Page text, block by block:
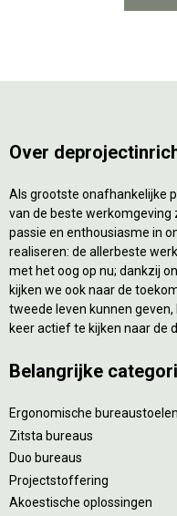
Over
Als grootste onafhankelijke
van de beste werkomgeving
passie en enthousiasme in
realiseren: de allerbeste
met het oog op nu; dankzij
kijken we ook naar de
tweede leven kunnen
keer actief te kijken naar de
Belangrijke
Ergonomische bureaustoelen
Zitsta bureaus
Duo bureaus
Projectstoffering
Akoestische oplossingen